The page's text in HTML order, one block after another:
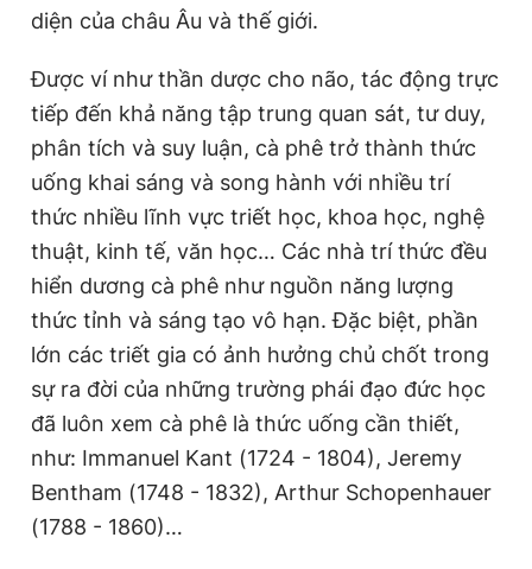
diện của châu Âu và thế giới.
Được ví như thần dược cho não, tác động trực
tiếp đến khả năng tập trung quan sát, tư duy,
phân tích và suy luận, cà phê trở thành thức
uống khai sáng và song hành với nhiều trí
thức nhiều lĩnh vực triết học, khoa học, nghệ
thuật, kinh tế, văn học… Các nhà trí thức đều
hiển dương cà phê như nguồn năng lượng
thức tỉnh và sáng tạo vô hạn. Đặc biệt, phần
lớn các triết gia có ảnh hưởng chủ chốt trong
sự ra đời của những trường phái đạo đức học
đã luôn xem cà phê là thức uống cần thiết,
như: Immanuel Kant (1724 - 1804), Jeremy
Bentham (1748 - 1832), Arthur Schopenhauer
(1788 - 1860)…